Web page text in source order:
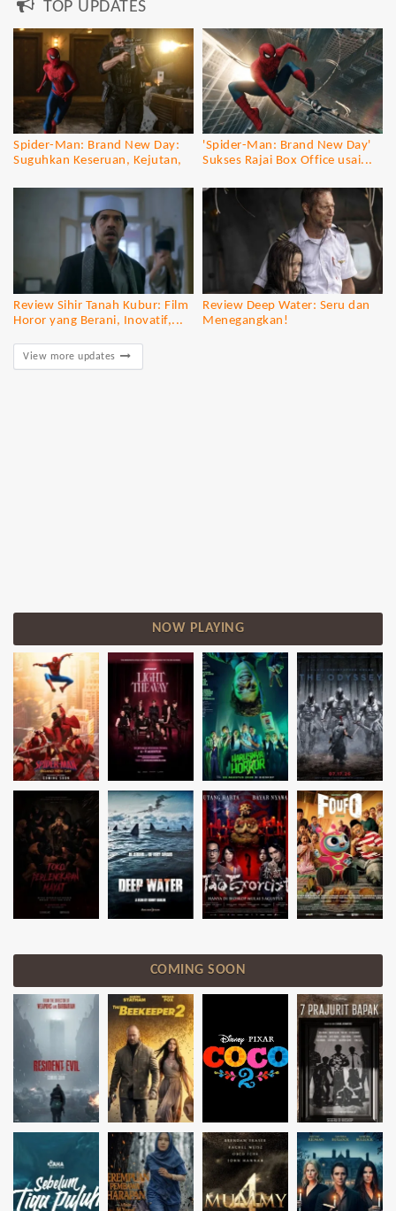
TOP UPDATES
Spider-Man: Brand New Day:
Suguhkan Keseruan, Kejutan,
'Spider-Man: Brand New Day'
Sukses Rajai Box Office usai...
Review Sihir Tanah Kubur: Film
Horor yang Berani, Inovatif,...
Review Deep Water: Seru dan
Menegangkan!
View more updates
NOW PLAYING
COMING SOON